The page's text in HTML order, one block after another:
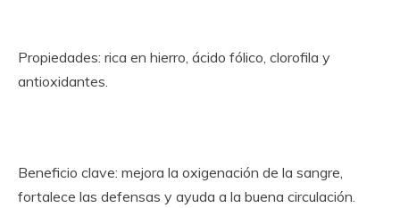
Propiedades: rica en hierro, ácido fólico, clorofila y
antioxidantes.
Beneficio clave: mejora la oxigenación de la sangre,
fortalece las defensas y ayuda a la buena circulación.